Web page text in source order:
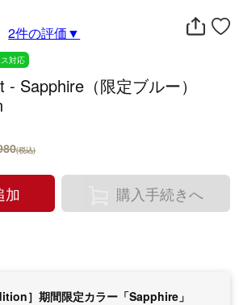
2件の評価▼
対応
Sapphire（限定ブルー）
(税込)
加 購入手続きへ
］期間限定カラー「Sapphire」